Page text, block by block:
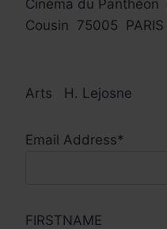
Cinéma du Panthéon
Cousin 75005 PARIS
Arts
H. Lejosne
Email Address*
FIRSTNAME